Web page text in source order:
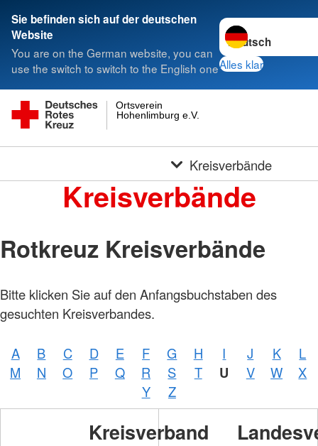
Sie befinden sich auf der deutschen
Website
You are on the German website, you can
use the switch to switch to the English one
Sprache wechseln
Alles klar
Hohenlimburg e.V.
Ortsverein
Kreisverbände
Kreisverbände
Rotkreuz Kreisverbände
Bitte klicken Sie auf den Anfangsbuchstaben des
gesuchten Kreisverbandes.
A B C D E F G H I J K
L
M
N O P Q R S T U V W
X
Y
Z
Kreisverband